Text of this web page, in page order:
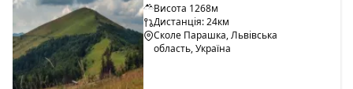
Висота 1268м
Дистанція: 24км
Сколе Парашка, Львівська
область, Україна